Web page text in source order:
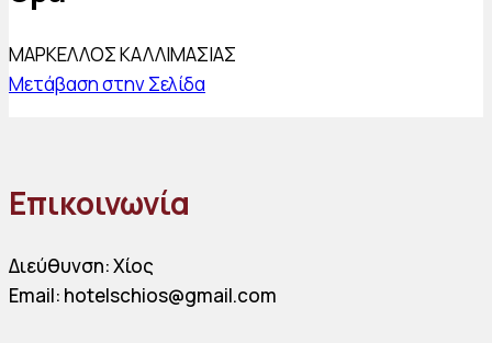
ΜΑΡΚΕΛΛΟΣ ΚΑΛΛΙΜΑΣΙΑΣ
Μετάβαση στην Σελίδα
Επικοινωνία
Διεύθυνση: Χίος
Email: hotelschios@gmail.com